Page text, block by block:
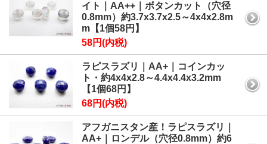
イト｜AA++｜ボタンカット（穴径
0.8mm）約3.7x3.7x2.5～4x4x2.8m
m【1個58円】
58円(内税)
ラピスラズリ｜AA+｜コインカッ
ト・約4x4x2.8～4.4x4.4x3.2mm
【1個68円】
68円(内税)
アフガニスタン産！ラピスラズリ｜
AA+｜ロンデル（穴径0.8mm）約6